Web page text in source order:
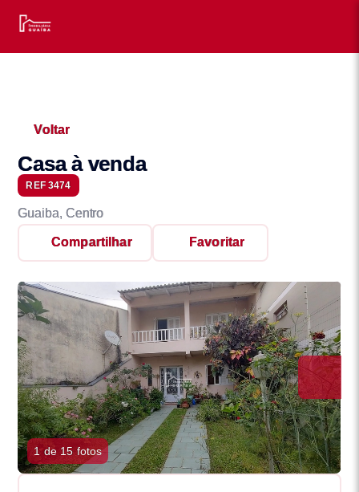
Voltar
Casa à venda
REF 3474
Guaiba, Centro
Compartilhar Favoritar
1 de 15 fotos